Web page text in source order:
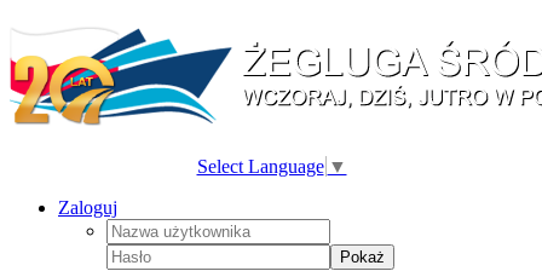
Select Language ▼
Zaloguj
Pokaż